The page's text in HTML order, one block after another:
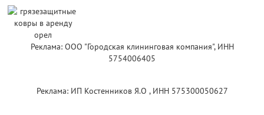
Реклама: ООО "Городская клининговая компания", ИНН
5754006405
Реклама: ИП Костенников Я.О , ИНН 575300050627